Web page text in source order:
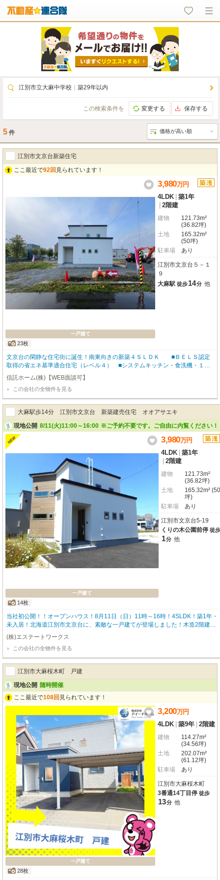
江別市立大麻中学校 築29年以内
この検索条件を 変更する 保存する
5 件
江別市文京台新築住宅
ここ最近で92回 見られています！
一戸建て
23枚
3,980万円
4LDK 築1年
2階建
建物
121.73m²
(36.82坪)
土地
165.32m²
(50坪)
駐車場
あり
江別市文京台５－１
９
大麻駅 徒歩14分 他
文京台の閑静な住宅街に誕生！南東向きの新築４ＳＬＤＫ ■ＢＥＬＳ認定
取得の省エネ基準適合住宅（レベル４） ■システムキッチン・食洗機・１坪
バスなど水回りも高仕様 ■駐車２台可、シューズインクローク＆ウォークイ
ンクローゼット付き ■床暖房・エアコン・照明付き、快適装備が充実 ■ＪＲ
「大麻」駅徒歩１４分、札幌方面へのアクセス良好
信託ホーム(株)【WEB面談可】
この会社の全物件を見る
大麻駅歩14分 江別市文京台 新築建売住宅 オオアサエキ
現地公開 8/11(火)11:00～16:00 ※ご予約不要です。ご自由に内覧ください！
NEW
一戸建て
14枚
3,980万円
4LDK 築1年
2階建
建物
121.73m²
(36.82坪)
土地
165.32m² (50
坪)
駐車場
あり
江別市文京台5-19
くりの木公園前停 徒歩
1分 他
当社初公開！！オープンハウス！8月11日（日）11時～16時！4SLDK！築1年・
未入居！北海道江別市文京台に、素敵な一戸建てが登場しました！木造2階建、
広々とした4LDKは、延床面積121.73m²のゆとりある空間が魅力です。システム
キッチンには食器洗乾燥機が備わり、毎日のお料理が楽しくなりますね。冬でも
快適な床暖房、ウォークインクローゼットやシューズインクローゼットも完備し
ており、暮らしやすさを追求した設計です。お車は2台駐車可能ですので、お出
かけもスムーズ。文京台小学校まで徒歩6分、コンビニやドラッグストアも近
く、安心の住環境が整っています。JR函館本線大麻駅まで徒歩14分とアクセス
も良好です。
(株)エステートワークス
この会社の全物件を見る
江別市大麻桜木町 戸建
現地公開 随時開催
ここ最近で108回 見られています！
一戸建て
28枚
3,200万円
4LDK 築9年 2階建
建物
114.27m²
(34.56坪)
土地
202.07m²
(61.12坪)
駐車場
あり
江別市大麻桜木町
3番通14丁目停 徒歩
13分 他